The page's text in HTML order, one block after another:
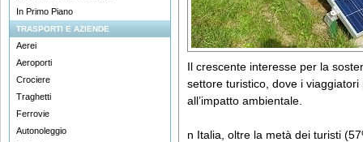
In Primo Piano
TRASPORTI E AZIENDE
Aerei
Aeroporti
Crociere
Traghetti
Ferrovie
Autonoleggio
Il crescente interesse per la
settore turistico, dove i
all’impatto ambientale.
n Italia, oltre la metà dei turisti